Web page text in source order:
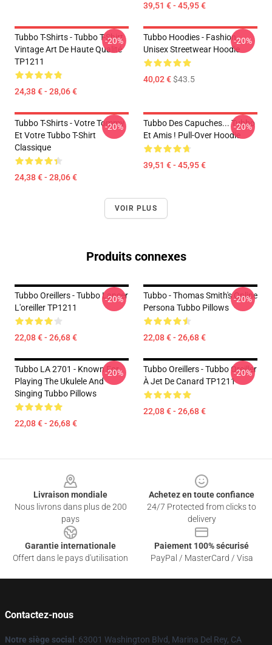
39,51 € - 45,95 €
Tubbo T-Shirts - Tubbo T-Shirt
Vintage Art De Haute Qualité
TP1211
24,38 € - 28,06 €
-20%
Tubbo Hoodies - Fashion
Unisex Streetwear Hoodie
40,02 €$43.5
-20%
Tubbo T-Shirts - Votre Tommy
Et Votre Tubbo T-Shirt
Classique
24,38 € - 28,06 €
-20%
Tubbo Des Capuches... Tubbo
Et Amis ! Pull-Over Hoodie
39,51 € - 45,95 €
-20%
VOIR PLUS
Produits connexes
Tubbo Oreillers - Tubbo Lancer
L'oreiller TP1211
22,08 € - 26,68 €
-20%
Tubbo - Thomas Smith's Online
Persona Tubbo Pillows
22,08 € - 26,68 €
-20%
Tubbo LA 2701 - Known For
Playing The Ukulele And
Singing Tubbo Pillows
22,08 € - 26,68 €
-20%
Tubbo Oreillers - Tubbo Oreiller
À Jet De Canard TP1211
22,08 € - 26,68 €
-20%
Livraison mondiale
Nous livrons dans plus de 200
pays
Achetez en toute confiance
24/7 Protected from clicks to
delivery
Garantie internationale
Offert dans le pays d'utilisation
Paiement 100% sécurisé
PayPal / MasterCard / Visa
Contactez-nous
Notre siège social : 63001 Washington Blvd, Marina Del Rey, CA